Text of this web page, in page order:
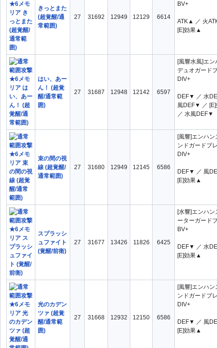
きっとまた
(超覚醒/通
常範囲)
27 31692 12949 12129 6614
BV+
ATK▲ ／ 火
[E]効果▲
はい、あー
ん！ (超覚
醒/通常範
囲)
27 31687 12948 12142 6597
[風響水風]エン
デュオガード
DIV+
DEF▼ ／ 水
風DEF▼ ／
／ 水風DEF▼
束の間の視
線 (超覚醒/
通常範囲)
27 31680 12949 12145 6586
[風響]エンハン
ンドガードブ
DIV+
DEF▼ ／ 風
[E]効果▲
スプラッシ
ュファイト
(覚醒/前衛)
27 31677 13426 11826 6425
[水響]エンハン
ーターガード
BV+
DEF▼ ／ 水
[E]効果▲
光のカデン
ツァ (超覚
醒/通常範
囲)
27 31668 12932 12150 6586
[風響]エンハン
ンドガードブ
DIV+
DEF▼ ／ 風
[E]効果▲